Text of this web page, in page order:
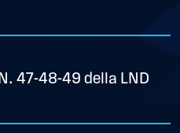
47-48-49 della LND